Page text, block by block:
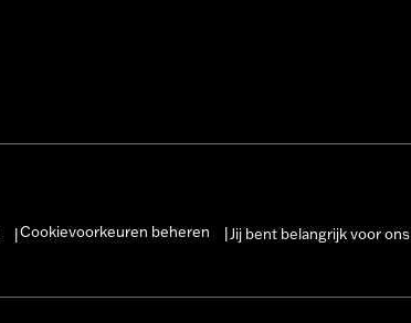
Cookievoorkeuren beheren Jij bent belangrijk voor ons